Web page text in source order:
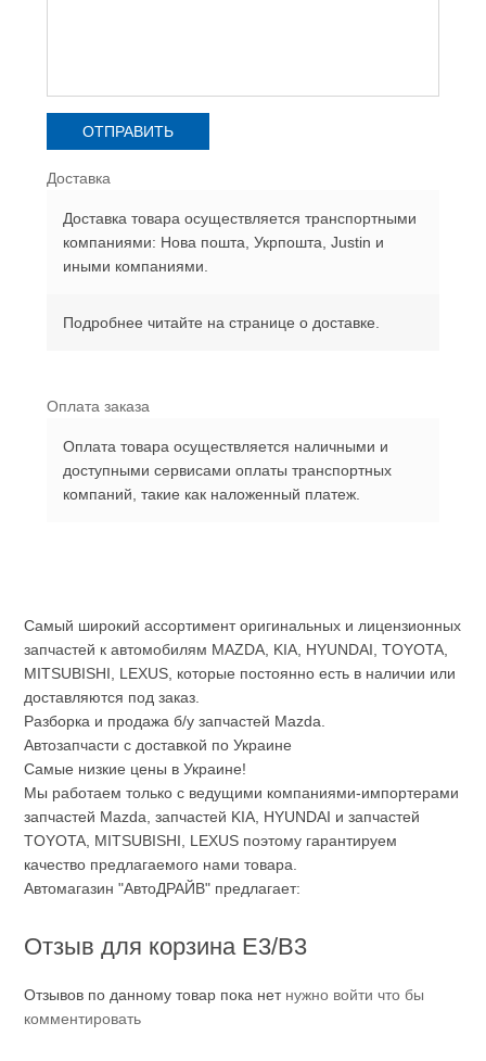
Доставка
Доставка товара осуществляется транспортными
компаниями: Нова пошта, Укрпошта, Justin и
иными компаниями.
Подробнее читайте на странице о доставке.
Оплата заказа
Оплата товара осуществляется наличными и
доступными сервисами оплаты транспортных
компаний, такие как наложенный платеж.
Самый широкий ассортимент оригинальных и лицензионных
запчастей к автомобилям MAZDA, KIA, HYUNDAI, TOYOTA,
MITSUBISHI, LEXUS, которые постоянно есть в наличии или
доставляются под заказ.
Разборка и продажа б/у запчастей Mazda.
Автозапчасти с доставкой по Украине
Самые низкие цены в Украине!
Мы работаем только с ведущими компаниями-импортерами
запчастей Mazda, запчастей KIA, HYUNDAI и запчастей
TOYOTA, MITSUBISHI, LEXUS поэтому гарантируем
качество предлагаемого нами товара.
Автомагазин "АвтоДРАЙВ" предлагает:
Отзыв для корзина E3/B3
Отзывов по данному товар пока нет нужно войти что бы
комментировать